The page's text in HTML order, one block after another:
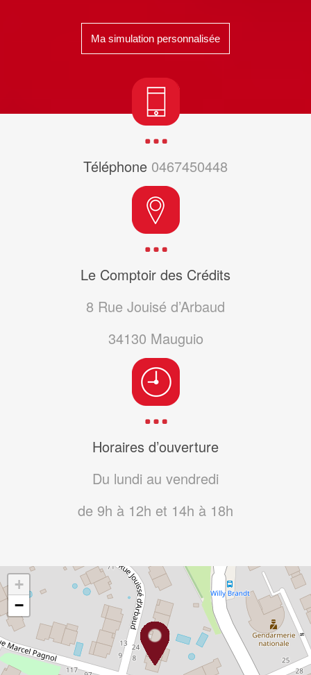
Ma simulation personnalisée
Téléphone 0467450448
Le Comptoir des Crédits
8 Rue Jouisé d’Arbaud
34130 Mauguio
Horaires d’ouverture
Du lundi au vendredi
de 9h à 12h et 14h à 18h
+
−